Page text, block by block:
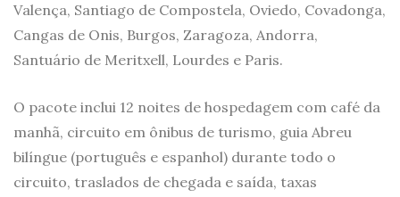
Valença, Santiago de Compostela, Oviedo, Covadonga,
Cangas de Onis, Burgos, Zaragoza, Andorra,
Santuário de Meritxell, Lourdes e Paris.
O pacote inclui 12 noites de hospedagem com café da
manhã, circuito em ônibus de turismo, guia Abreu
bilíngue (português e espanhol) durante todo o
circuito, traslados de chegada e saída, taxas